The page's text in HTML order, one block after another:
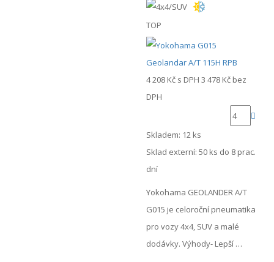
TOP
4 208 Kč s DPH 3 478 Kč bez
DPH
Skladem: 12 ks
Sklad externí: 50 ks do 8 prac.
dní
Yokohama GEOLANDER A/T
G015 je celoroční pneumatika
pro vozy 4x4, SUV a malé
dodávky. Výhody- Lepší …